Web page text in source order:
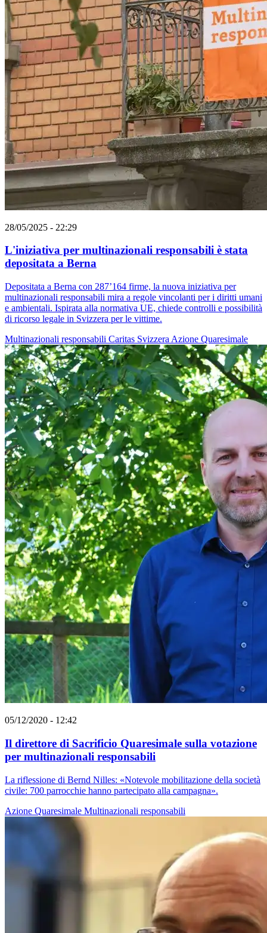
28/05/2025 - 22:29
L'iniziativa per multinazionali responsabili è stata
depositata a Berna
Depositata a Berna con 287’164 firme, la nuova iniziativa per
multinazionali responsabili mira a regole vincolanti per i diritti umani
e ambientali. Ispirata alla normativa UE, chiede controlli e possibilità
di ricorso legale in Svizzera per le vittime.
Multinazionali responsabili Caritas Svizzera Azione Quaresimale
05/12/2020 - 12:42
Il direttore di Sacrificio Quaresimale sulla votazione
per multinazionali responsabili
La riflessione di Bernd Nilles: «Notevole mobilitazione della società
civile: 700 parrocchie hanno partecipato alla campagna».
Azione Quaresimale Multinazionali responsabili